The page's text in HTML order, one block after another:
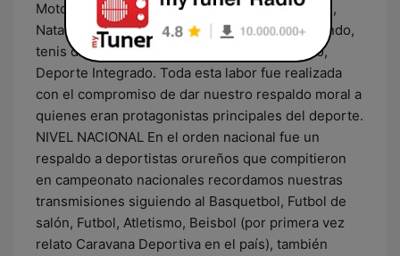
Motociclismo, Montañismo,(desde su creación),
Natación, Pelota a frontón, Raquetbol, Taekwondo,
tenis de Mesa; Tiro Deportivo , Voleibol, yudo,
Deporte Integrado. Toda esta labor fue realizada
con el compromiso de dar nuestro respaldo moral a
quienes eran protagonistas principales del deporte.
NIVEL NACIONAL En el orden nacional fue un
respaldo a deportistas orureños que compitieron
en campeonato nacionales recordamos nuestras
transmisiones siguiendo al Basquetbol, Futbol de
salón, Futbol, Atletismo, Beisbol (por primera vez
relato Caravana Deportiva en el país), también